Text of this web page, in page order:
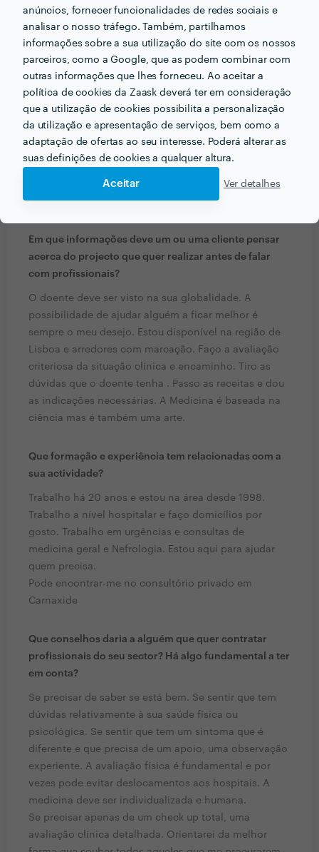
anúncios, fornecer funcionalidades de redes sociais e
analisar o nosso tráfego. Também, partilhamos
informações sobre a sua utilização do site com os nossos
parceiros, como a Google, que as podem combinar com
outras informações que lhes forneceu. Ao aceitar a
política de cookies da Zaask deverá ter em consideração
que a utilização de cookies possibilita a personalização
da utilização e apresentação de serviços, bem como a
adaptação de ofertas ao seu interesse. Poderá alterar as
suas definições de cookies a qualquer altura.
Aceitar
Ver detalhes
PERGUNTAS E RESPOSTAS
Em que informações deve um ou uma cliente pensar
acerca do projecto que quer realizar antes de falar
com profissionais?
O doente deve ser visto na sua globalidade. A
possibilidade de ajudar alguém a ficar melhor é
sempre o meu desejo. Estou disponível na região de
Lisboa e arredores com marcação. Faço a avaliação
criteriosa da situação clínica e encaminho. Tiro as
dúvidas que o doente tenha . Passo as receitas e dou
as indicações necessárias. A Medicina é baseada na
ciência mas é também uma arte.
Que formação e experiência tem relacionadas com a
sua actividade?
Trabalho há 20 anos e estou na área desde 1998.
Trabalho a nível hospitalar e faço domicílios por
gosto. Trabalho em urgências e consultas de
medicina geral e Nefrologia. Estou aqui para ajudar
quem precisa.
Pode encontrar-me no consultório privado em
Carnaxide
Que conselhos daria a alguém que quer contratar
profissionais do seu sector? Há algo fundamental a ter
em conta?
Se precisar de saber se está bem. Se sentir que tem
dúvidas relativamente à sua saúde física ou
psicológica. Se sentir que tem um sintoma que é
diferente e que precisa de um apoio, uma observação
experiente. A avaliação física é fundamental e por
vezes pode evitar deslocamentos aos hospitais. A
medicina deve ser individualizada e humana.
Se precisar apenas de um check up total, uma
avaliação clínica detalhada. Orientarei da melhor